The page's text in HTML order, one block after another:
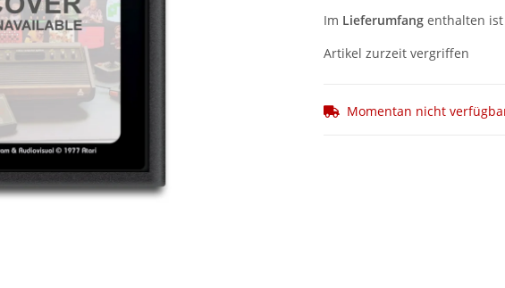
Im Lieferumfang enthalten
Artikel zurzeit vergriffen
Momentan nicht